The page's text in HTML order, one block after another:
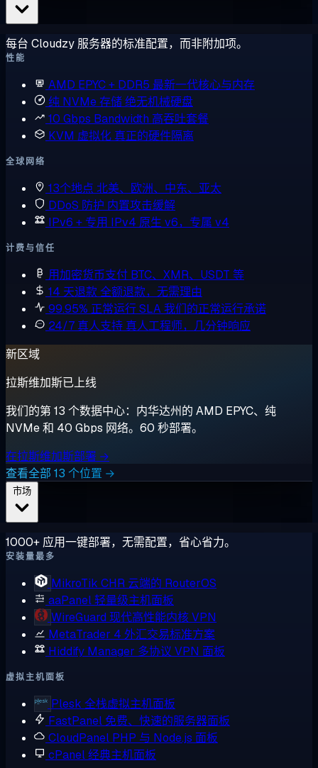
每台 Cloudzy 服务器的标准配置，而非附加项。
性能
AMD EPYC + DDR5 最新一代核心与内存
纯 NVMe 存储绝无机械硬盘
10 Gbps Bandwidth 高吞吐套餐
KVM 虚拟化 真正的硬件隔离
全球网络
13个地点 北美、欧洲、中东、亚太
DDoS 防护 内置攻击缓解
IPv6 + 专用 IPv4 原生 v6，专属 v4
计费与信任
用加密货币支付 BTC、XMR、USDT 等
14 天退款全额退款，无需理由
99.95% 正常运行 SLA我们的正常运行承诺
24/7 真人支持 真人工程师，几分钟响应
新区域
拉斯维加斯已上线
我们的第 13 个数据中心：内华达州的 AMD EPYC、纯
NVMe 和 40 Gbps 网络。60 秒部署。
在拉斯维加斯部署 →
查看全部 13 个位置 →
1000+ 应用一键部署，无需配置，省心省力。
安装量最多
MikroTik CHR 云端的 RouterOS
aaPanel轻量级主机面板
WireGuard 现代高性能内核 VPN
MetaTrader 4 外汇交易标准方案
Hiddify Manager 多协议 VPN 面板
虚拟主机面板
Plesk 全栈虚拟主机面板
FastPanel 免费、快速的服务器面板
CloudPanel PHP 与 Node.js 面板
cPanel经典主机面板